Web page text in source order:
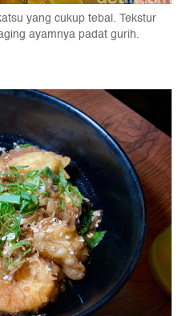
yang cukup tebal. Tekstur
ayamnya padat gurih.